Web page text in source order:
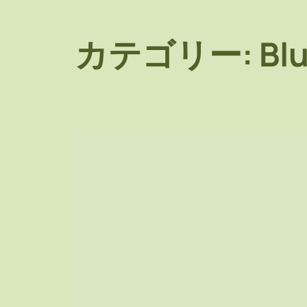
カテゴリー: